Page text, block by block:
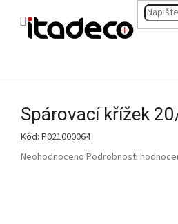
Spárovací křížek
Kód: P021000064
Průměrné
Neohodnoceno Podrobnosti